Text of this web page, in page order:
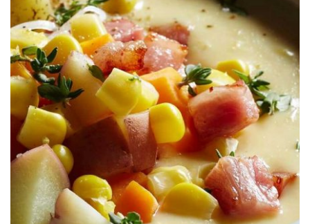
Chowder de Elote con Tocino Crujiente
S&W®